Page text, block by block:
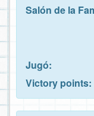
Salón de la
Jugó:
Victory points: